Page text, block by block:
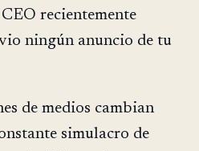
recientemente
ningún anuncio de tu
de medios cambian
simulacro de